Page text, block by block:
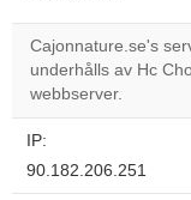
Cajonnature.se's
underhålls av Hc
webbserver.
IP:
90.182.206.251